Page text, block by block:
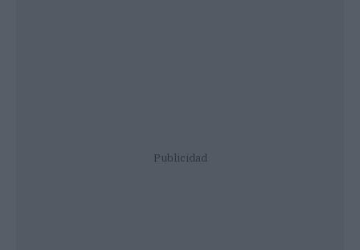
Publicidad